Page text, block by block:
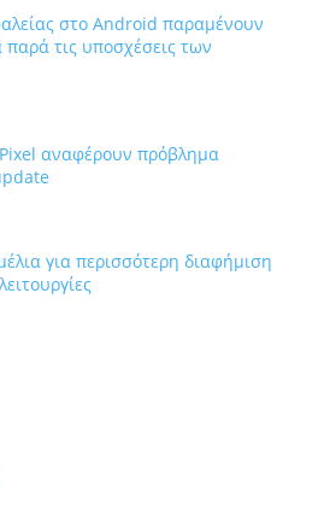
στο Android παραμένουν
τις υποσχέσεις των
αναφέρουν πρόβλημα
για περισσότερη διαφήμιση